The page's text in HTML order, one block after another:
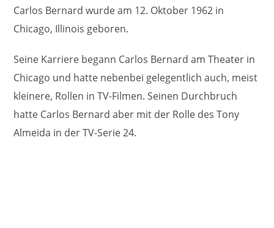
Carlos Bernard wurde am 12. Oktober 1962 in
Chicago, Illinois geboren.
Seine Karriere begann Carlos Bernard am Theater in
Chicago und hatte nebenbei gelegentlich auch, meist
kleinere, Rollen in TV-Filmen. Seinen Durchbruch
hatte Carlos Bernard aber mit der Rolle des Tony
Almeida in der TV-Serie 24.